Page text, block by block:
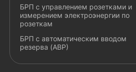
БРП с управлением розетками и
измерением электроэнергии по
розеткам
БРП с автоматическим вводом
резерва (АВР)